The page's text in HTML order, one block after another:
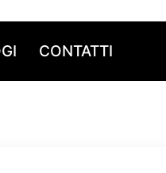
CONTATTI